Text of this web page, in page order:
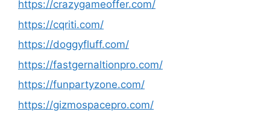
https://crazygameoffer.com/
https://cqriti.com/
https://doggyfluff.com/
https://fastgernaltionpro.com/
https://funpartyzone.com/
https://gizmospacepro.com/